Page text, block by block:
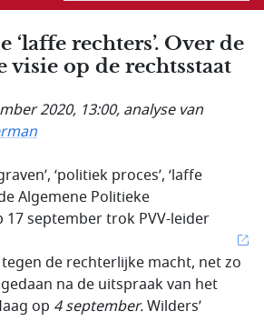
‘laffe rechters’. Over de
visie op de rechtsstaat
2020, 13:00, analyse van
‘politiek proces’, ‘laffe
Algemene Politieke
17 september trok PVV-leider
de rechterlijke macht, net zo
na de uitspraak van het
op 4 september.Wilders’